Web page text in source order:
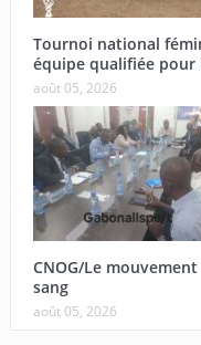
Tournoi national
équipe qualifiée pour
août 05, 2026
CNOG/Le
sang
août 05, 2026